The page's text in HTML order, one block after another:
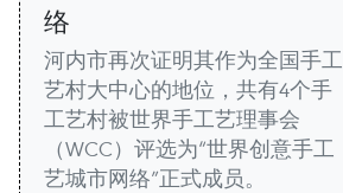
络
河内市再次证明其作为全国手工
艺村大中心的地位，共有4个手
工艺村被世界手工艺理事会
（WCC）评选为“世界创意手工
艺城市网络”正式成员。